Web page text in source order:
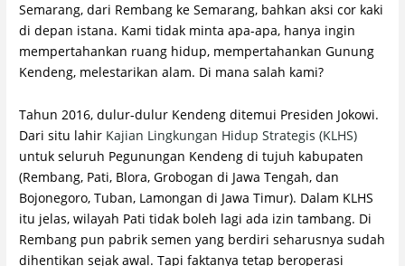
Semarang, dari Rembang ke Semarang, bahkan aksi cor kaki
di depan istana. Kami tidak minta apa-apa, hanya ingin
mempertahankan ruang hidup, mempertahankan Gunung
Kendeng, melestarikan alam. Di mana salah kami?
Tahun 2016, dulur-dulur Kendeng ditemui Presiden Jokowi.
Dari situ lahir Kajian Lingkungan Hidup Strategis (KLHS)
untuk seluruh Pegunungan Kendeng di tujuh kabupaten
(Rembang, Pati, Blora, Grobogan di Jawa Tengah, dan
Bojonegoro, Tuban, Lamongan di Jawa Timur). Dalam KLHS
itu jelas, wilayah Pati tidak boleh lagi ada izin tambang. Di
Rembang pun pabrik semen yang berdiri seharusnya sudah
dihentikan sejak awal. Tapi faktanya tetap beroperasi